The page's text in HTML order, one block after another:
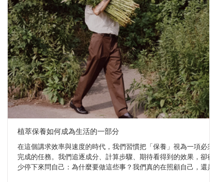
植萃保養如何成為生活的一部分
在這個講求效率與速度的時代，我們習慣把「保養」視為一項必須
完成的任務。我們追逐成分、計算步驟、期待看得到的效果，卻很
少停下來問自己：為什麼要做這些事？我們真的在照顧自己，還是